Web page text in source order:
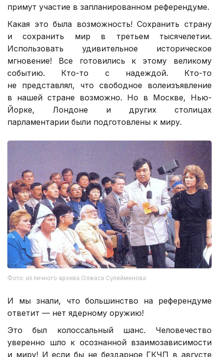
примут участие в запланированном референдуме.
Какая это была возможность! Сохранить страну
и сохранить мир в третьем тысячелетии.
Использовать удивительное историческое
мгновение! Все готовились к этому великому
событию. Кто-то с надеждой. Кто-то
не представлял, что свободное волеизъявление
в нашей стране возможно. Но в Москве, Нью-
Йорке, Лондоне и других столицах
парламентарии были подготовлены к миру.
Фото: из личного архива Олжаса Сулейменова
И мы знали, что большинство на референдуме
ответит — нет ядерному оружию!
Это был колоссальный шанс. Человечество
уверенно шло к осознанной взаимозависимости
и миру! И если бы не бездарное ГКЧП в августе